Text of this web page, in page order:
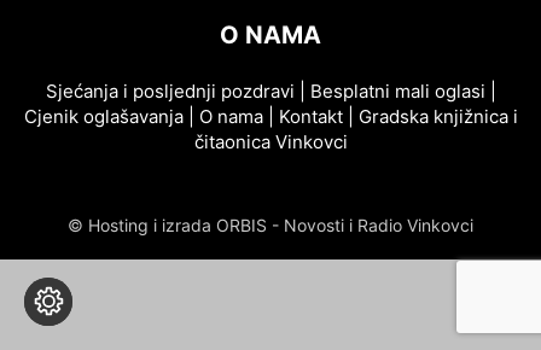
O NAMA
Sjećanja i posljednji pozdravi Besplatni mali oglasi
Cjenik oglašavanja| O nama| Kontakt| Gradska knjižnica i
čitaonica Vinkovci
© Hosting i izrada ORBIS - Novosti i Radio Vinkovci